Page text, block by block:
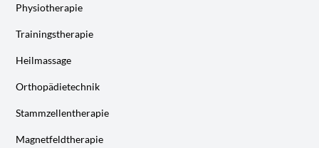
Physiotherapie
Trainingstherapie
Heilmassage
Orthopädietechnik
Stammzellentherapie
Magnetfeldtherapie